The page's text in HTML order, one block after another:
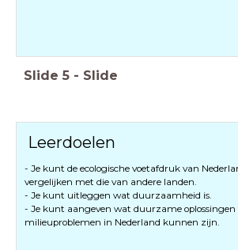
Slide 5 - Slide
Leerdoelen
- Je kunt de ecologische voetafdruk van
- Je kunt aangeven wat duurzame oplossingen
milieuproblemen in Nederland kunnen zijn.